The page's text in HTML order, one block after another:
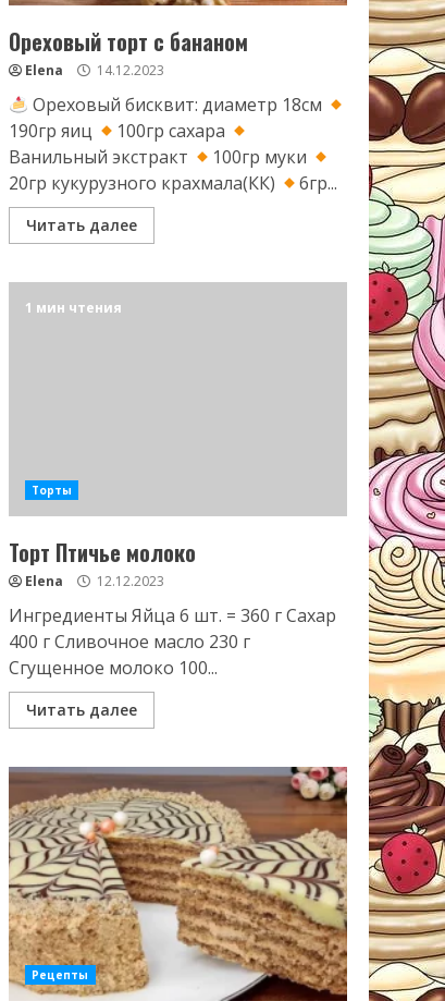
Ореховый торт с бананом
Elena 14.12.2023
Ореховый бисквит: диаметр 18см
190гр яиц
100гр сахара
Ванильный экстракт
100гр муки
20гр кукурузного крахмала(КК)
6гр...
Читать далее
1 мин чтения
Торты
Торт Птичье молоко
Elena 12.12.2023
Ингредиенты Яйца 6 шт. = 360 г Сахар
400 г Сливочное масло 230 г
Сгущенное молоко 100...
Читать далее
Рецепты